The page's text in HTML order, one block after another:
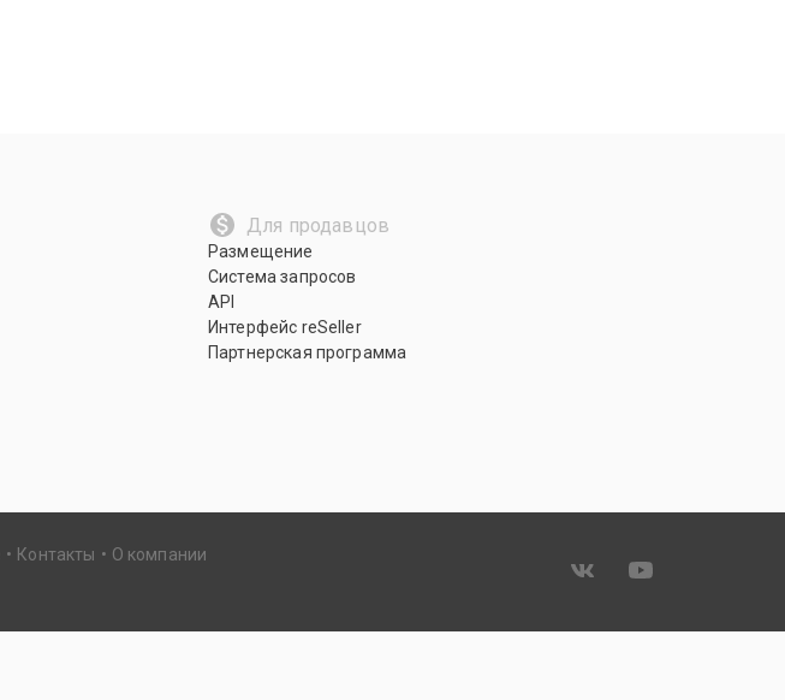
Для продавцов
Размещение
Система запросов
API
Интерфейс reSeller
Партнерская программа
Контакты О компании